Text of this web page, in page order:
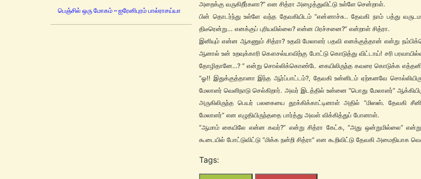
பெஞ்சில் ஒரு மோகம் – ஐரேனிபுரம் பால்ராசய்யா
அறைக்கு வருகிறீர்களா?” என சித்ரா அழைத்துவிட்டு உள்ளே சென்றாள்.
பின் தொடர்ந்து உள்ளே வந்த தேவகியிடம் “என்னாச்சு.. தேவகி நாம் பத்து
திடீரென்று… எனக்குப் புரியவில்லை? என்ன பிரச்சனை?” என்றாள் சித்ரா.
இனியும் என்ன ஆகணும் சித்ரா? உதவி மேலாளர் பதவி எனக்குத்தான் என்று
ஆனால் உன் உறவுக்காரி கௌசல்யாவிற்கு போட்டு கொடுத்து விட்டாய்! சரி
தோழிதானே…? ” என்று சொல்லிக்கொண்டே கையிலிருந்த கவரை கொடுக்க
”ஓ!! இதுக்குத்தானா இந்த ஆர்ப்பாட்டம்?, தேவகி உன்னிடம் ஏற்கனவே
மேலாளர் வெளிநாடு செல்கிறார். அவர் இடத்தில் உன்னை ”பொது மேலாளர்”
அருகிலிருந்த பெயர் பலகையை தூக்கிக்காட்டினாள் அதில் ”மிஸஸ். தேவகி
மேலாளர்” என எழுதியிருந்ததை பார்த்து அவள் விக்கித்துப் போனாள்.
”ஆமாம் கையிலே என்ன கவர்?” என்று சித்ரா கேட்க, “அது ஒன்றுமில்லை” என்று
கூடையில் போட்டுவிட்டு ”மிக்க நன்றி சித்ரா” என கூறிவிட்டு தேவகி அமைதியாக
Tags: